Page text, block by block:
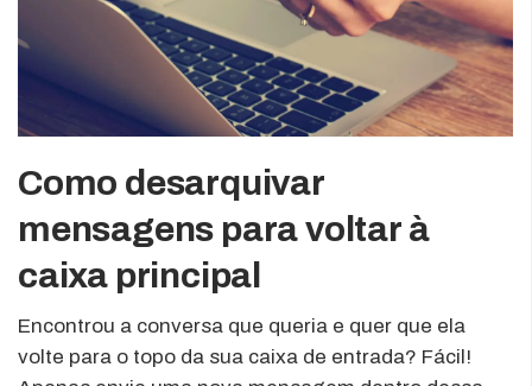
Como desarquivar
mensagens para voltar à
caixa principal
Encontrou a conversa que queria e quer que ela
volte para o topo da sua caixa de entrada? Fácil!